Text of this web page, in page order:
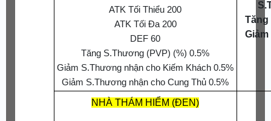
ATK Tối Thiểu 200
ATK Tối Đa 200
DEF 60
Tăng S.Thương (PVP) (%) 0.5%
Giảm S.Thương nhận cho Kiếm Khách 0.5%
Giảm S.Thương nhận cho Cung Thủ 0.5%
Tăng
Giảm
NHÀ THÁM HIỂM (ĐEN)